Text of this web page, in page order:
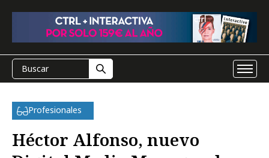
Profesionales
Héctor Alfonso, nuevo